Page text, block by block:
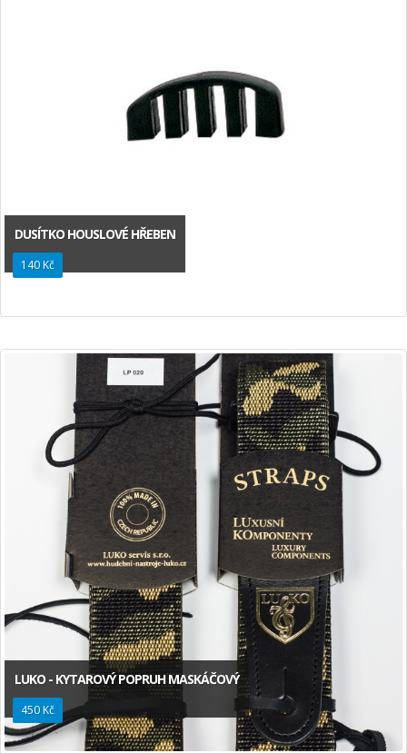
DUSÍTKO HOUSLOVÉ HŘEBEN
140 Kč
LUKO - KYTAROVÝ POPRUH MASKÁČOVÝ
450 Kč